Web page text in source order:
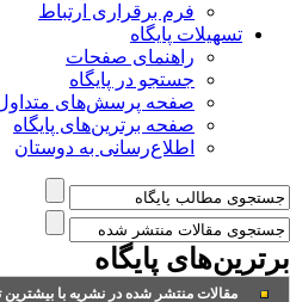
فرم برقراری ارتباط
تسهیلات پایگاه
راهنمای صفحات
جستجو در پایگاه
صفحه پرسش‌های
صفحه برترین‌های پایگاه
اطلاع‌رسانی به دوستان
برترین‌های پایگاه
مقالات منتشر شده در نشریه با بیشترین